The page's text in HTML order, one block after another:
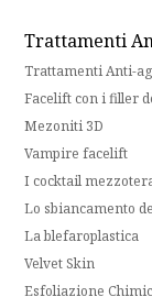
Trattamenti
Trattamenti Anti-
Facelift con i filler
Mezoniti 3D
Vampire facelift
I cocktail
Lo sbiancamento
La blefaroplastica
Velvet Skin
Esfoliazione